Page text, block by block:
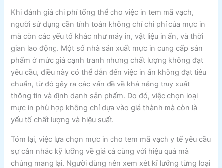
Khi đánh giá chi phí tổng thể cho việc in tem mã vạch,
người sử dụng cần tính toán không chỉ chi phí của mực in
mà còn các yếu tố khác như máy in, vật liệu in ấn, và thời
gian lao động. Một số nhà sản xuất mực in cung cấp sản
phẩm ở mức giá cạnh tranh nhưng chất lượng không đạt
yêu cầu, điều này có thể dẫn đến việc in ấn không đạt tiêu
chuẩn, từ đó gây ra các vấn đề về khả năng truy xuất
thông tin và định danh sản phẩm. Do đó, việc chọn loại
mực in phù hợp không chỉ dựa vào giá thành mà còn là
yếu tố chất lượng và hiệu suất.
Tóm lại, việc lựa chọn mực in cho tem mã vạch y tế yêu cầu
sự cân nhắc kỹ lưỡng về giá cả cùng với hiệu quả mà
chúng mang lại. Người dùng nên xem xét kĩ lưỡng từng loại